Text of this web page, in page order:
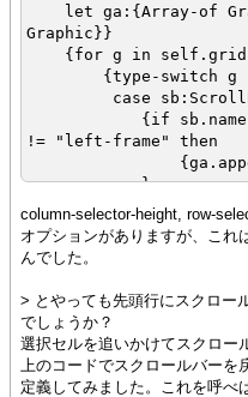
let ga:{Array-of
Graphic}}
{for g in
{type-switch g
case
{if sb.name !=
!= "left-frame" then
}
else
{ga.append
}
}
{self.grid.clear}
{for g in ga do
{self.grid.add
}
}
column-selector-height, row-
オプションがありますが、これ
んでした。
> とやっても先頭行にスクロー
でしょうか？
選択セルを追いかけてスクロー
上のコードでスクロールバーを
定義してみました。これを呼べ